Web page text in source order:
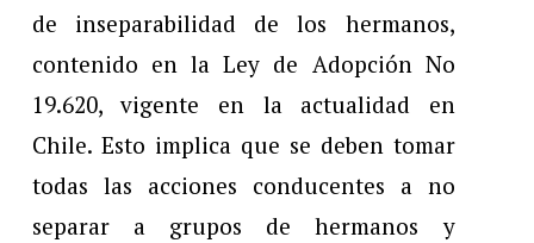
de inseparabilidad de los hermanos,
contenido en la Ley de Adopción No
19.620, vigente en la actualidad en
Chile. Esto implica que se deben tomar
todas las acciones conducentes a no
separar a grupos de hermanos y